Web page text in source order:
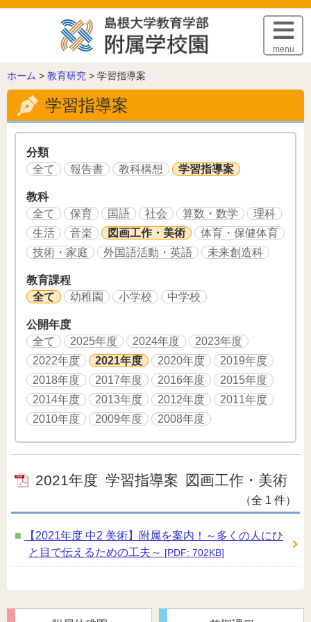
このページの本文へ
menu
こ
の
ー
ジ
ホーム > 教育研究 > 学習指導案
学習指導案
分類
全て
報告書 教科構想 学習指導案
教科
全て
保育 国語 社会 算数・数学
理科
生活
音楽 図画工作・美術
体育・保健体育
技術・家庭
外国語活動・英語 未来創造科
教育課程
全て
幼稚園 小学校 中学校
公開年度
全て
2025年度 2024年度
2023年度
2022年度
2021年度 2020年度
2019年度
2018年度
2017年度 2016年度
2015年度
2014年度
2013年度 2012年度
2011年度
2010年度
2009年度 2008年度
2021年度 学習指導案 図画工作・美術
（全 1 件）
【2021年度 中2 美術】附属を案内！～多くの人にひ
と目で伝えるための工夫～ [PDF: 702KB]